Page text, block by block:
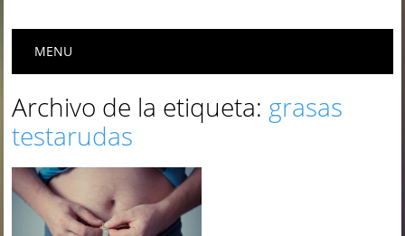
Menú principal
MENU
Archivo de la etiqueta: grasas
testarudas